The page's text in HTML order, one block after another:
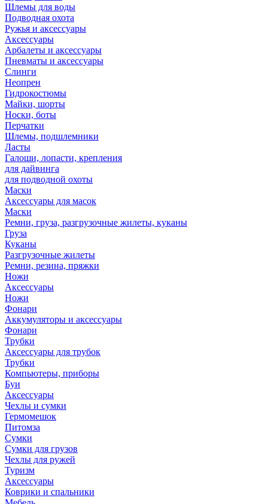
Шлемы для воды
Подводная охота
Ружья и аксессуары
Аксессуары
Арбалеты и аксессуары
Пневматы и аксессуары
Слинги
Неопрен
Гидрокостюмы
Майки, шорты
Носки, боты
Перчатки
Шлемы, подшлемники
Ласты
Галоши, лопасти, крепления
для дайвинга
для подводной охоты
Маски
Аксессуары для масок
Маски
Ремни, груза, разгрузочные жилеты, куканы
Груза
Куканы
Разгрузочные жилеты
Ремни, резина, пряжки
Ножи
Аксессуары
Ножи
Фонари
Аккумуляторы и аксессуары
Фонари
Трубки
Аксессуары для трубок
Трубки
Компьютеры, приборы
Буи
Аксессуары
Чехлы и сумки
Гермомешок
Питомза
Сумки
Сумки для грузов
Чехлы для ружей
Туризм
Аксессуары
Коврики и спальники